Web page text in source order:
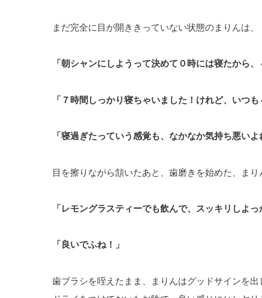
まだ完全に目が開ききっていない状態のまりんは
「朝シャンにしようって決めて０時には寝たから
「７時間しっかり寝ちゃいました！けれど、いつ
「寝過ぎたっていう感覚も、なかなか気持ち悪いよ
目を擦りながら頷いたあと、歯磨きを始めた、まり
「レモングラスティーでも飲んで、スッキリしよっ
「良いでふね！」
歯ブラシを咥えたまま、まりんはグッドサインを出